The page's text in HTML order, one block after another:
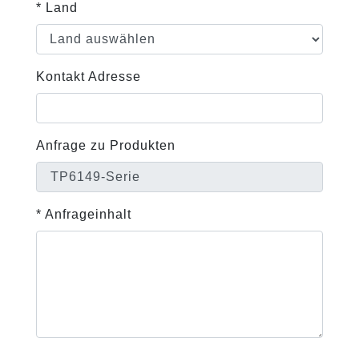
* Land
Kontakt Adresse
Anfrage zu Produkten
* Anfrageinhalt